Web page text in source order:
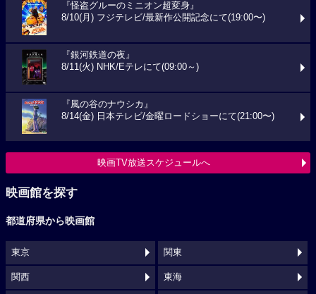
『怪盗グルーのミニオン超変身』
8/10(月) フジテレビ/最新作公開記念にて(19:00〜)
『銀河鉄道の夜』
8/11(火) NHK/Eテレにて(09:00～)
『風の谷のナウシカ』
8/14(金) 日本テレビ/金曜ロードショーにて(21:00〜)
映画TV放送スケジュールへ
映画館を探す
都道府県から映画館
東京 関東
関西 東海